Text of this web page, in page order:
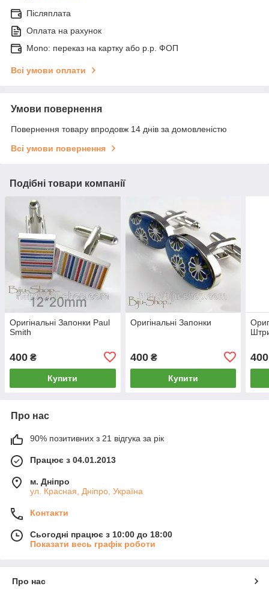
Післяплата
Оплата на рахунок
Mono: переказ на картку або р.р. ФОП
Всі умови оплати
Умови повернення
Повернення товару впродовж 14 днів за домовленістю
Всі умови повернення
Подібні товари компанії
Оригінальні Запонки Paul
Smith
400 ₴
Купити
Оригінальні Запонки
400₴
Купити
400
Про нас
90% позитивних з 21 відгука за рік
Працює з 04.01.2013
м. Дніпро
ул. Красная, Дніпро, Україна
Контакти
Сьогодні працює з 10:00 до 18:00
Показати весь графік роботи
Про нас